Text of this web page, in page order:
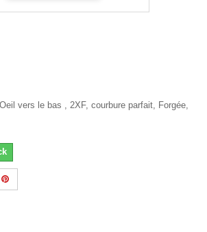
vers le bas , 2XF, courbure parfait, Forgée,